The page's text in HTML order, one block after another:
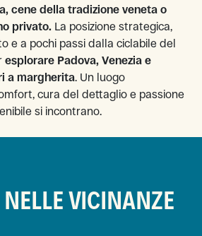
cene della tradizione veneta o
privato. La posizione strategica,
e a pochi passi dalla ciclabile del
esplorare Padova, Venezia e
a margherita. Un luogo
cura del dettaglio e passione
si incontrano.
NELLE VICINANZE